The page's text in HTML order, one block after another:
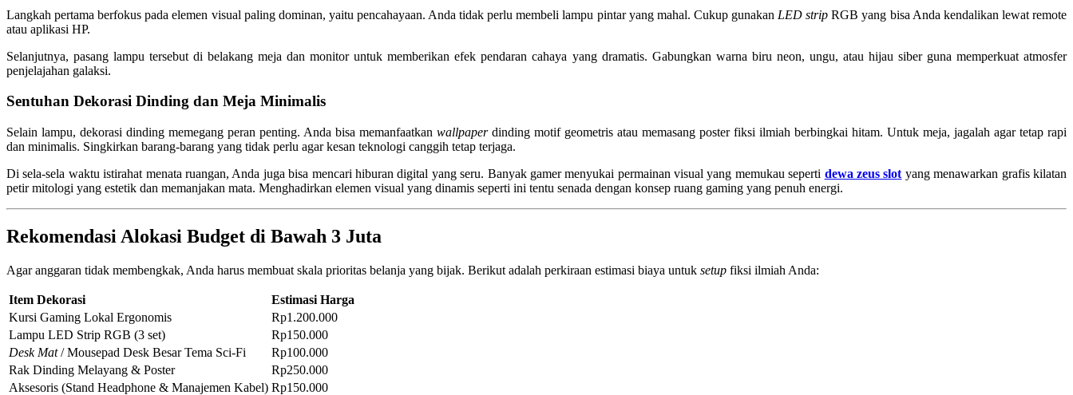
Langkah pertama berfokus pada elemen visual paling dominan, yaitu pencahayaan. Anda tidak perlu membeli lampu pintar yang mahal. Cukup gunakan LED strip RGB yang bisa Anda kendalikan lewat remote
atau aplikasi HP.
Selanjutnya, pasang lampu tersebut di belakang meja dan monitor untuk memberikan efek pendaran cahaya yang dramatis. Gabungkan warna biru neon, ungu, atau hijau siber guna memperkuat atmosfer
penjelajahan galaksi.
Sentuhan Dekorasi Dinding dan Meja Minimalis
Selain lampu, dekorasi dinding memegang peran penting. Anda bisa memanfaatkan wallpaperdinding motif geometris atau memasang poster fiksi ilmiah berbingkai hitam. Untuk meja, jagalah agar tetap rapi
dan minimalis. Singkirkan barang-barang yang tidak perlu agar kesan teknologi canggih tetap terjaga.
Di sela-sela waktu istirahat menata ruangan, Anda juga bisa mencari hiburan digital yang seru. Banyak gamer menyukai permainan visual yang memukau seperti dewa zeus slot yang menawarkan grafis kilatan
petir mitologi yang estetik dan memanjakan mata. Menghadirkan elemen visual yang dinamis seperti ini tentu senada dengan konsep ruang gaming yang penuh energi.
Rekomendasi Alokasi Budget di Bawah 3 Juta
Agar anggaran tidak membengkak, Anda harus membuat skala prioritas belanja yang bijak. Berikut adalah perkiraan estimasi biaya untuk setup fiksi ilmiah Anda:
Item Dekorasi
Estimasi Harga
Kursi Gaming Lokal Ergonomis
Rp1.200.000
Lampu LED Strip RGB (3 set)
Rp150.000
Desk Mat/ Mousepad Desk Besar Tema Sci-Fi
Rp100.000
Rak Dinding Melayang & Poster
Rp250.000
Aksesoris (Stand Headphone & Manajemen Kabel) Rp150.000